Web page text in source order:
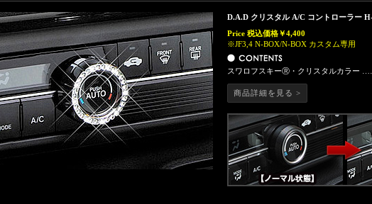
D.A.D クリスタル A/C コントローラー H-
Price 税込価格￥4,400
※JF3,4 N-BOX/N-BOX カスタム専用
スワロフスキーⓇ・クリスタルカラー
商品詳細を見る >